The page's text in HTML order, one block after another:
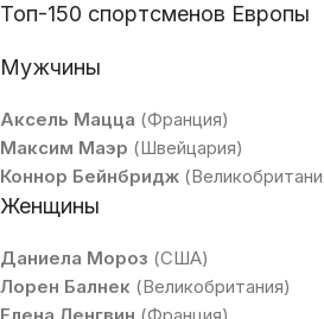
Топ-150 спортсменов Европы
Мужчины
Аксель Мацца (Франция)
Максим Маэр (Швейцария)
Коннор Бейнбридж
Женщины
Даниела Мороз (США)
Лорен Балнек (Великобритания)